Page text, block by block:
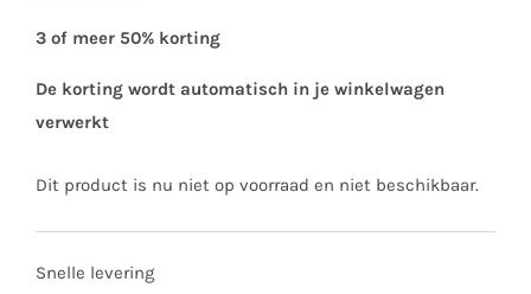
3 of meer 50% korting
De korting wordt automatisch in je winkelwagen
verwerkt
Dit product is nu niet op voorraad en niet beschikbaar.
Snelle levering